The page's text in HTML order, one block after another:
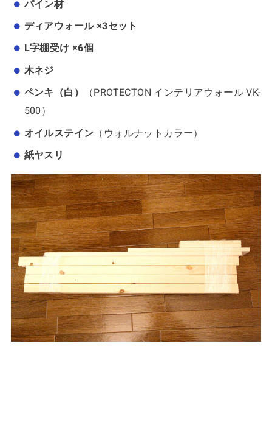
パイン材
ディアウォール ×3セット
L字棚受け ×6個
木ネジ
ペンキ（白）
（PROTECTON インテリアウォール VK-
500）
オイルステイン （ウォルナットカラー）
紙ヤスリ